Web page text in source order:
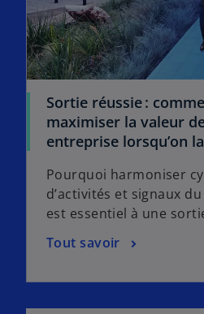
Sortie réussie :
maximiser la valeur
entreprise lorsqu’on
Pourquoi harmoniser
d’activités et signaux
est essentiel à une
Tout savoir